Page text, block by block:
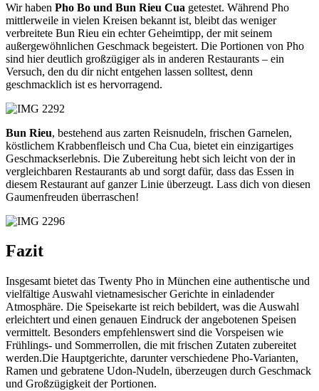
Wir haben Pho Bo und Bun Rieu Cua getestet. Während Pho
mittlerweile in vielen Kreisen bekannt ist, bleibt das weniger
verbreitete Bun Rieu ein echter Geheimtipp, der mit seinem
außergewöhnlichen Geschmack begeistert. Die Portionen von Pho
sind hier deutlich großzügiger als in anderen Restaurants – ein
Versuch, den du dir nicht entgehen lassen solltest, denn
geschmacklich ist es hervorragend.
Bun Rieu, bestehend aus zarten Reisnudeln, frischen Garnelen,
köstlichem Krabbenfleisch und Cha Cua, bietet ein einzigartiges
Geschmackserlebnis. Die Zubereitung hebt sich leicht von der in
vergleichbaren Restaurants ab und sorgt dafür, dass das Essen in
diesem Restaurant auf ganzer Linie überzeugt. Lass dich von diesen
Gaumenfreuden überraschen!
Fazit
Insgesamt bietet das Twenty Pho in München eine authentische und
vielfältige Auswahl vietnamesischer Gerichte in einladender
Atmosphäre. Die Speisekarte ist reich bebildert, was die Auswahl
erleichtert und einen genauen Eindruck der angebotenen Speisen
vermittelt. Besonders empfehlenswert sind die Vorspeisen wie
Frühlings- und Sommerrollen, die mit frischen Zutaten zubereitet
werden.Die Hauptgerichte, darunter verschiedene Pho-Varianten,
Ramen und gebratene Udon-Nudeln, überzeugen durch Geschmack
und Großzügigkeit der Portionen.